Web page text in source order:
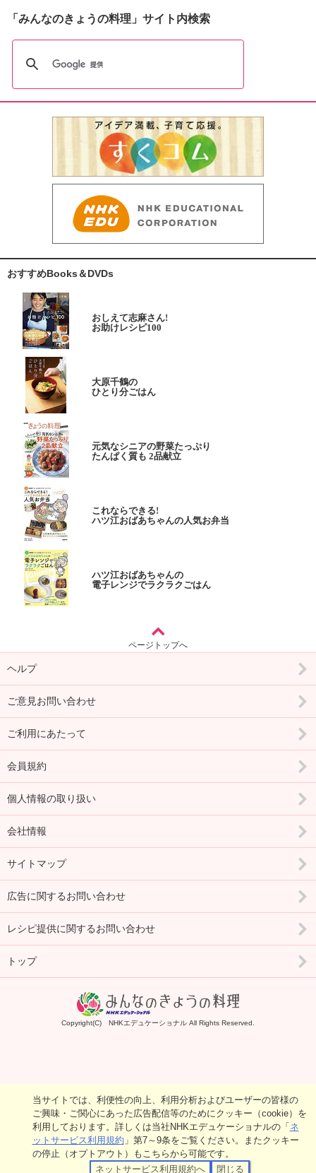
「みんなのきょうの料理」サイト内検索
おすすめBooks＆DVDs
おしえて志麻さん!
お助けレシピ100
大原千鶴の
ひとり分ごはん
元気なシニアの野菜たっぷり
たんぱく質も 2品献立
これならできる!
ハツ江おばあちゃんの人気お弁当
ハツ江おばあちゃんの
電子レンジでラクラクごはん
ページトップへ
ヘルプ
ご意見お問い合わせ
ご利用にあたって
会員規約
個人情報の取り扱い
会社情報
サイトマップ
広告に関するお問い合わせ
レシピ提供に関するお問い合わせ
トップ
Copyright(C) NHKエデュケーショナル All Rights Reserved.
当サイトでは、利便性の向上、利用分析およびユーザーの皆様の
ご興味・ご関心にあった広告配信等のためにクッキー（cookie）を
利用しております。詳しくは当社NHKエデュケーショナルの「ネ
ットサービス利用規約 」第7～9条をご覧ください。またクッキー
の停止（オプトアウト）もこちらから可能です。
ネットサービス利用規約へ
閉じる